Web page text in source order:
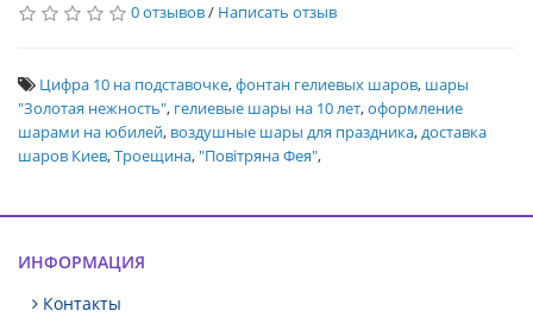
0 отзывов/ Написать отзыв
Цифра 10 на подставочке,фонтан гелиевых шаров, шары
"Золотая нежность", гелиевые шары на 10 лет,оформление
шарами на юбилей, воздушные шары для праздника,доставка
шаров Киев,Троещина,"Повітряна Фея",
ИНФОРМАЦИЯ
Контакты